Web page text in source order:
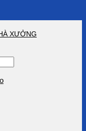
XƯỞNG